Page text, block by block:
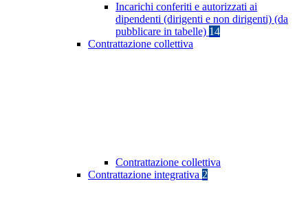
Incarichi conferiti e autorizzati ai
dipendenti (dirigenti e non dirigenti) (da
pubblicare in tabelle) 14
Contrattazione collettiva
Contrattazione collettiva
Contrattazione integrativa 2